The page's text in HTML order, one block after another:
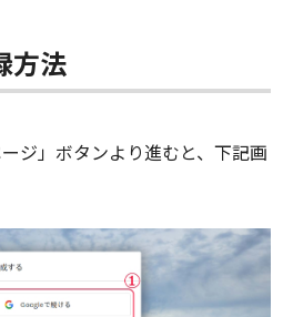
方法
ージ」ボタンより進むと、下記画